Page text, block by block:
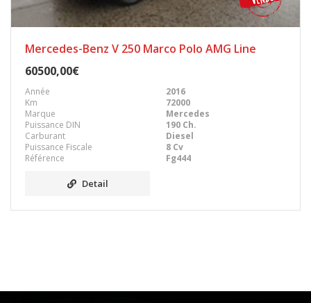
Mercedes-Benz V 250 Marco Polo AMG Line
60500,00€
Année
2016
Km
72000
Marque
Mercedes
Puissance DIN
190 Ch.
Carburant
Diesel
Puissance Fiscale
8 Cv
Référence
Fg444
Detail